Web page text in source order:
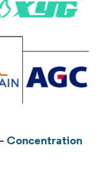
Concentration